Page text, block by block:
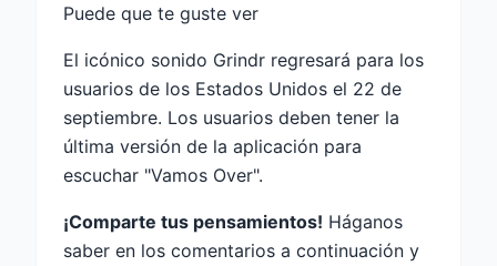
Puede que te guste ver
El icónico sonido Grindr regresará para los
usuarios de los Estados Unidos el 22 de
septiembre. Los usuarios deben tener la
última versión de la aplicación para
escuchar "Vamos Over".
¡Comparte tus pensamientos! Háganos
saber en los comentarios a continuación y